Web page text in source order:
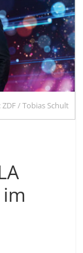
/ Tobias Schult